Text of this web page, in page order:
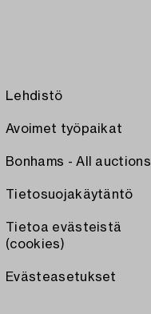
Lehdistö
Avoimet työpaikat
Bonhams - All auctions
Tietosuojakäytäntö
Tietoa evästeistä
(cookies)
Evästeasetukset